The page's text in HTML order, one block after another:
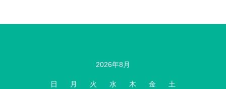
2026年8月
日 月 火 水 木 金 土